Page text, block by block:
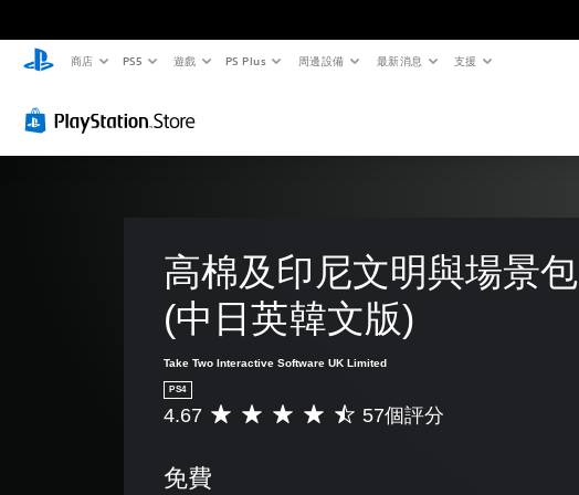
商店 PS5 遊戲 PS Plus 周邊設備 最新消息 支援
高棉及印尼文明與場景包
(中日英韓文版)
Take Two Interactive Software UK Limited
PS4
平
分
4.67 57個評分
免費